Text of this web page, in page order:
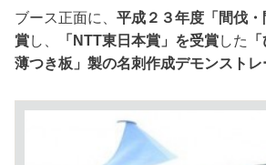
ブース正面に、 平成２３年度「間伐
賞し、 「 NTT東日本賞」を受賞した
薄つき板」製の名刺作成デモンストレ